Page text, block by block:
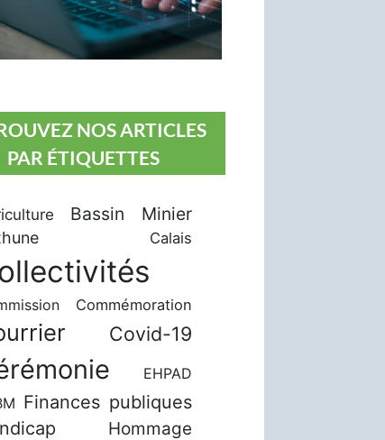
NOS ARTICLES
PAR ÉTIQUETTES
Bassin Minier
Calais
Commémoration
Covid-19
EHPAD
Finances publiques
Hommage